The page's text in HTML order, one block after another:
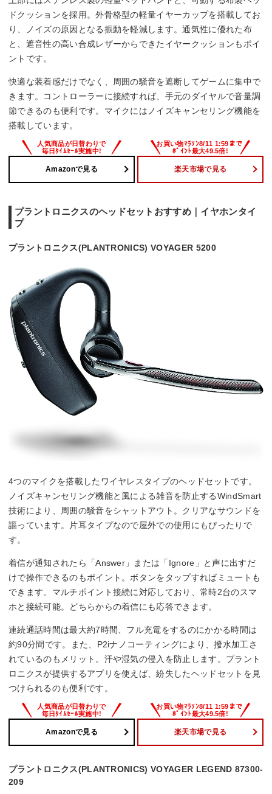
ドクッションを採用。外骨格型の軽量イヤーカップを搭載してお
り、ノイズの原因となる振動を軽減します。通気性に優れた布
と、遮音性の高い合成レザーからできたイヤークッションもポイ
ントです。
快適な装着感だけでなく、周囲の騒音を遮断してゲームに集中で
きます。コントローラーに接続すれば、手元のダイヤルで音量調
節できるのも便利です。マイクにはノイズキャンセリング機能を
搭載しています。
Amazonで見る 楽天市場で見る
プラントロニクスのヘッドセットおすすめ｜イヤホンタイ
プ
プラントロニクス(PLANTRONICS) VOYAGER 5200
4つのマイクを搭載したワイヤレスタイプのヘッドセットです。
ノイズキャンセリング機能と風による雑音を防止するWindSmart
技術により、周囲の騒音をシャットアウト。クリアなサウンドを
謳っています。片耳タイプなので屋外での使用にもぴったりで
す。
着信が通知されたら「Answer」または「Ignore」と声に出すだ
けで操作できるのもポイント。ボタンをタップすればミュートも
できます。マルチポイント接続に対応しており、常時2台のスマ
ホと接続可能。どちらからの着信にも応答できます。
連続通話時間は最大約7時間、フル充電をするのにかかる時間は
約90分間です。また、P2iナノコーティングにより、撥水加工さ
れているのもメリット。汗や湿気の侵入を防止します。プラント
ロニクスが提供するアプリを使えば、紛失したヘッドセットを見
つけられるのも便利です。
Amazonで見る 楽天市場で見る
プラントロニクス(PLANTRONICS) VOYAGER LEGEND 87300-
209